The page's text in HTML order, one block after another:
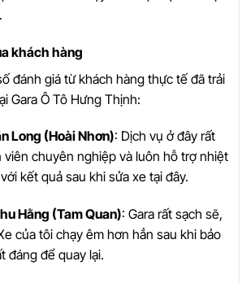
khách hàng
đánh giá từ khách hàng thực tế đã trải
Gara Ô Tô Hưng Thịnh:
Long (Hoài Nhơn): Dịch vụ ở đây rất
viên chuyên nghiệp và luôn hỗ trợ nhiệt
kết quả sau khi sửa xe tại đây.
Hằng (Tam Quan): Gara rất sạch sẽ,
của tôi chạy êm hơn hẳn sau khi bảo
đáng để quay lại.